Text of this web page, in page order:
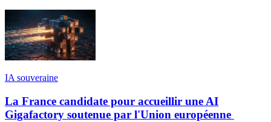
IA souveraine
La France candidate pour accueillir une AI
Gigafactory soutenue par l'Union européenne